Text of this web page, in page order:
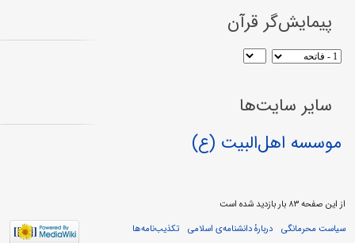
پیمایش‌گر قرآن
سایر سایت‌ها
موسسه اهل‌البیت (ع)
از این صفحه ۸۳ بار بازدید شده است
سیاست محرمانگی
دربارهٔ دانشنامه‌ی اسلامی تکذیب‌نامه‌ها